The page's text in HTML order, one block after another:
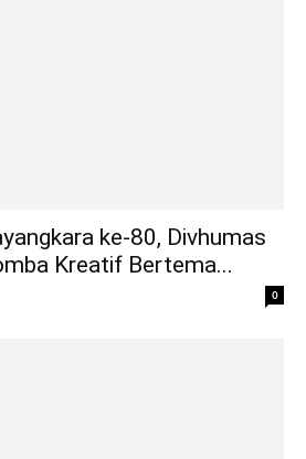
ke-80, Divhumas
Kreatif Bertema...
0